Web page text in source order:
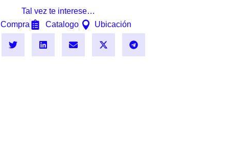
Tal vez te interese…
Compra
Catalogo Ubicación